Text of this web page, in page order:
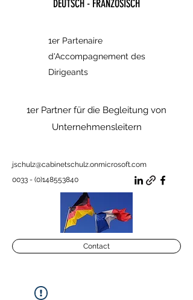
DEUTSCH - FRANZÖSISCH
1er Partenaire
d'Accompagnement des
Dirigeants
1er Partner für die Begleitung von
Unternehmensleitern
jschulz@cabinetschulz.onmicrosoft.com
0033 - (0)148553840
Contact